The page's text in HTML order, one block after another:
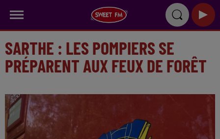
SARTHE : LES POMPIERS SE
PRÉPARENT AUX FEUX DE FORÊT